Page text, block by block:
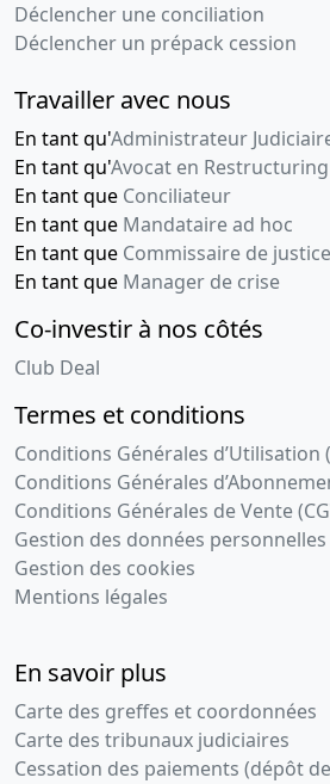
Déclencher une conciliation
Déclencher un prépack cession
Travailler avec nous
En tant qu'Administrateur
En tant qu'Avocat en Restructuring
En tant que Conciliateur
En tant que Mandataire ad hoc
En tant que Commissaire de justice
En tant que Manager de crise
Co-investir à nos côtés
Club Deal
Termes et conditions
Conditions Générales d’Utilisation
Conditions Générales
Conditions Générales de Vente
Gestion des données personnelles
Gestion des cookies
Mentions légales
En savoir plus
Carte des greffes et coordonnées
Carte des tribunaux judiciaires
Cessation des paiements (dépôt